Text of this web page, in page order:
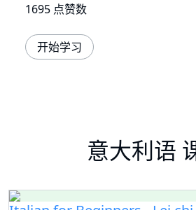
1695 点赞数
开始学习
意大利语